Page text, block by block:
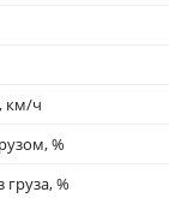
км/ч
%
%